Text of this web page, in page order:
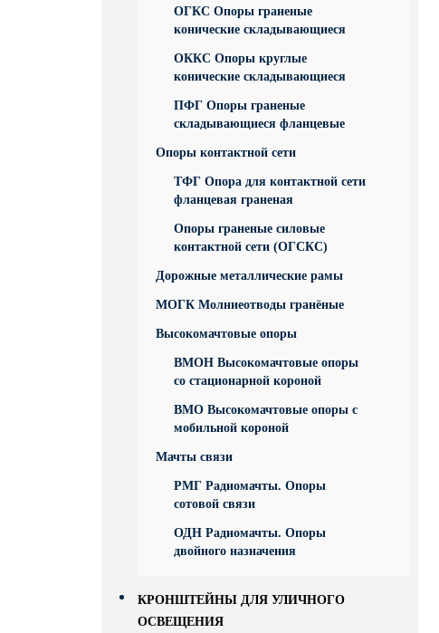
ОГКС Опоры граненые
конические складывающиеся
ОККС Опоры круглые
конические складывающиеся
ПФГ Опоры граненые
складывающиеся фланцевые
Опоры контактной сети
ТФГ Опора для контактной сети
фланцевая граненая
Опоры граненые силовые
контактной сети (ОГСКС)
Дорожные металлические рамы
МОГК Молниеотводы гранёные
Высокомачтовые опоры
ВМОН Высокомачтовые опоры
со стационарной короной
ВМО Высокомачтовые опоры с
мобильной короной
Мачты связи
РМГ Радиомачты. Опоры
сотовoй связи
ОДН Радиомачты. Опоры
двойного назначения
КРОНШТЕЙНЫ ДЛЯ УЛИЧНОГО
ОСВЕЩЕНИЯ